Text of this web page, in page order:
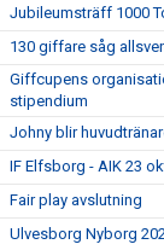
Jubileumsträff 1000
130 giffare såg
Giffcupens
stipendium
Johny blir
IF Elfsborg - AIK 23
Fair play avslutning
Ulvesborg Nyborg